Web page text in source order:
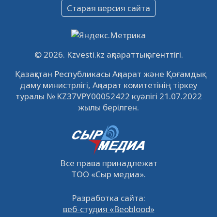
Объявление
09.12.2022
Свободные рабочие места
встречу с инвесторами в Кызылорде 22
ноября
21.11.2022 14956 0
© 2026. Kzvesti.kz ақпараттық агенттігі.
Қазақстан Республикасы Ақпарат және Қоғамдық
даму министрлігі, Ақпарат комитетінің тіркеу
туралы № KZ37VPY00052422 куәлігі 21.07.2022
жылы берілген.
Все права принадлежат
ТОО «Сыр медиа».
Старая версия сайта
Разработка сайта:
веб-студия «Beoblood»